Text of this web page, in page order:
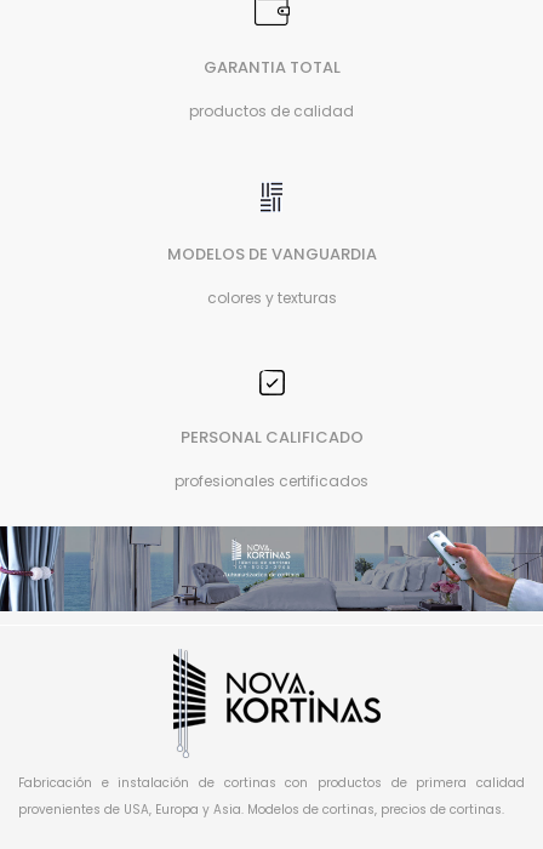
GARANTIA TOTAL
productos de calidad
MODELOS DE VANGUARDIA
colores y texturas
PERSONAL CALIFICADO
profesionales certificados
Fabricación e instalación de cortinas con productos de primera calidad
provenientes de USA, Europa y Asia. Modelos de cortinas, precios de cortinas.